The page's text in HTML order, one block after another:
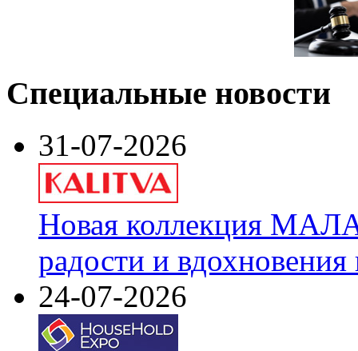
Специальные новости
31-07-2026
Новая коллекция
радости и
24-07-2026